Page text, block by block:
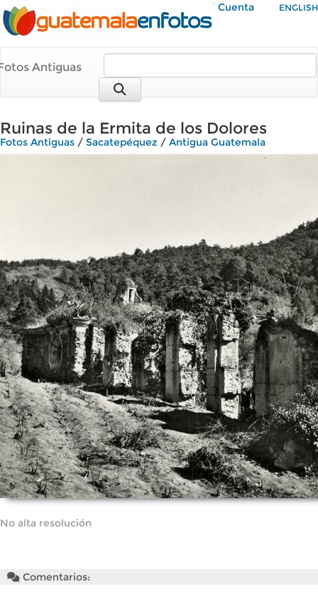
Mi Cuenta ENGLISH
Antiguas
Ruinas de la Ermita de los Dolores
Fotos Antiguas / Sacatepéquez / Antigua Guatemala
No alta resolución
Comentarios: